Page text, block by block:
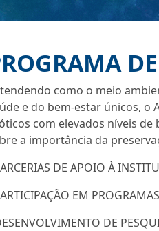
como o meio
e do bem-estar únicos, o
com elevados níveis
a importância da
DE APOIO À
EM
DE